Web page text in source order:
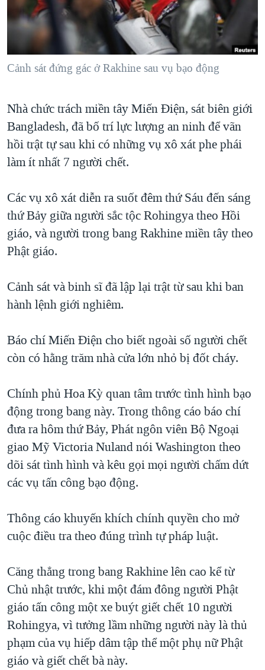
"Tìm"NGƯỜI VIỆT HẢI NGOẠI
ĐỜI SỐNG
KINH TẾ
THỂ THAO
GIÁO DỤC
TẠI
HÀNH TRÌNH BẦU CỬ 2024
MỘT NĂM CHIẾN TRANH TẠI DẢI GAZA
GIẢI MÃ VÀNH ĐAI & CON ĐƯỜNG
TRỊNH VĨNH BÌNH - NGƯỜI HẠ 'BÊN THẮNG CUỘC'
GROUND ZERO – XƯA VÀ NAY
CHI PHÍ CHIẾN TRANH AFGHANISTAN
THƯỢNG ĐỈNH TRUMP-KIM TẠI VIỆT NAM
TRỊNH VĨNH BÌNH VS. CHÍNH PHỦ VIỆT NAM
NGƯ DÂN VIỆT VÀ LÀN SÓNG TRỘM HẢI SÂM
BÊN KIA QUỐC LỘ: TIẾNG VỌNG TỪ NÔNG THÔN MỸ
QUAN HỆ VIỆT MỸ
VIDEO
NGHE
MẠNG XÃ HỘI
Ngôn ngữ khác
Cảnh sát đứng gác ở Rakhine sau vụ bạo động
Nhà chức trách miền tây Miến Điện, sát biên giới
Bangladesh, đã bố trí lực lượng an ninh để vãn
hồi trật tự sau khi có những vụ xô xát phe phái
làm ít nhất 7 người chết.
Các vụ xô xát diễn ra suốt đêm thứ Sáu đến sáng
thứ Bảy giữa người sắc tộc Rohingya theo Hồi
giáo, và người trong bang Rakhine miền tây theo
Phật giáo.
Cảnh sát và binh sĩ đã lập lại trật từ sau khi ban
hành lệnh giới nghiêm.
Báo chí Miến Điện cho biết ngoài số người chết
còn có hằng trăm nhà cửa lớn nhỏ bị đốt cháy.
Chính phủ Hoa Kỳ quan tâm trước tình hình bạo
động trong bang này. Trong thông cáo báo chí
đưa ra hôm thứ Bảy, Phát ngôn viên Bộ Ngoại
giao Mỹ Victoria Nuland nói Washington theo
dõi sát tình hình và kêu gọi mọi người chấm dứt
các vụ tấn công bạo động.
Thông cáo khuyến khích chính quyền cho mở
cuộc điều tra theo đúng trình tự pháp luật.
Căng thẳng trong bang Rakhine lên cao kể từ
Chủ nhật trước, khi một đám đông người Phật
giáo tấn công một xe buýt giết chết 10 người
Rohingya, vì tưởng lầm những người này là thủ
phạm của vụ hiếp dâm tập thể một phụ nữ Phật
giáo và giết chết bà này.